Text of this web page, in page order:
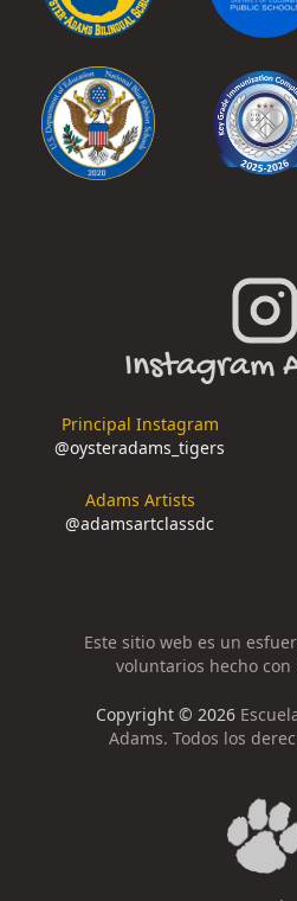
Instagram
Principal Instagram
@oysteradams_tigers
Adams Artists
@adamsartclassdc
Este sitio web es un
voluntarios hecho con
Copyright © 2026
Adams. Todos los